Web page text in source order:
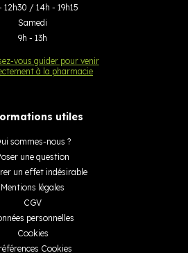
12h30 / 14h - 19h15
Samedi
9h - 13h
vous guider pour venir
à la pharmacie
utiles
sommes-nous ?
une question
un effet indésirable
Mentions légales
CGV
personnelles
Cookies
Cookies